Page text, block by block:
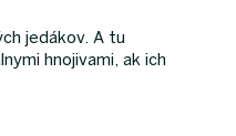
jedákov. A tu
hnojivami, ak ich